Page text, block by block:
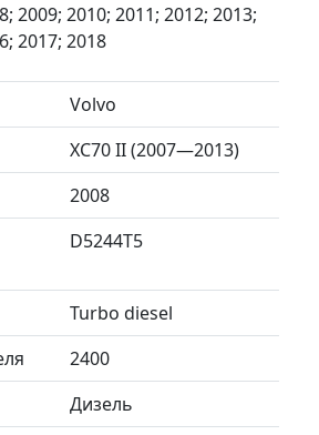
2009; 2010; 2011; 2012; 2013;
2017; 2018
Volvo
XC70 II (2007—2013)
2008
D5244T5
Turbo diesel
2400
Дизель